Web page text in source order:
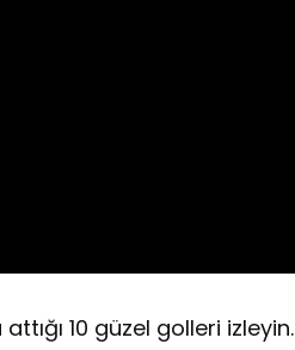
10 güzel golleri izleyin.